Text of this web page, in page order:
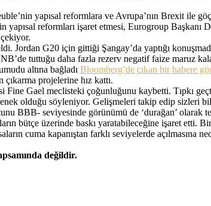
yapısal reformlara ve Avrupa’nın Brexit
reformları işaret etmesi, Eurogroup
Jordan G20 için gittiği Şangay’da yaptığı
tuttuğu daha fazla rezerv negatif faize maruz
altına bağladı Bloomberg’de çıkan bir habere
projelerine hız kattı.
Fine Gael meclisteki çoğunluğunu kaybetti. Tıpkı
olduğu söyleniyor. Gelişmeleri takip edip sizleri
BBB- seviyesinde görünümü de ‘durağan’
bütçe üzerinde baskı yaratabileceğine işaret etti.
cuma kapanıştan farklı seviyelerde açılmasına
değildir.